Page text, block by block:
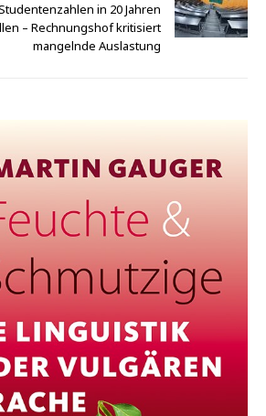
in 20 Jahren
– Rechnungshof kritisiert
mangelnde Auslastung